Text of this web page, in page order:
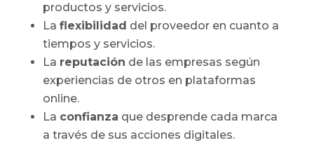
productos y servicios.
La flexibilidad del proveedor en cuanto a
tiempos y servicios.
La reputación de las empresas según
experiencias de otros en plataformas
online.
La confianza que desprende cada marca
a través de sus acciones digitales.